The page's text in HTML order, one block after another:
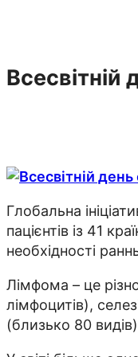
Всесвітній
Глобальна
пацієнтів із 41
необхідності
Лімфома – це
лімфоцитів),
(близько 80